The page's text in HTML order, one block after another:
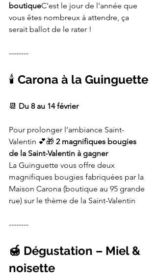
boutiqueC'est le jour de l'année que
vous êtes nombreux à attendre, ça
serait ballot de le rater !
--------
🕯️ Carona à la Guinguette
📆 Du 8 au 14 février
Pour prolonger l’ambiance Saint-
Valentin 💕🎁 2 magnifiques bougies
de la Saint-Valentin à gagner
La Guinguette vous offre deux
magnifiques bougies fabriquées par la
Maison Carona (boutique au 95 grande
rue) sur le thème de la Saint-Valentin
--------
🍯 Dégustation – Miel &
noisette